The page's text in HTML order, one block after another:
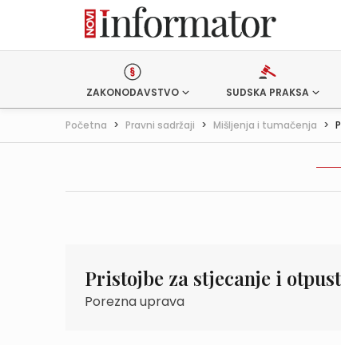
ZAKONODAVSTVO SUDSKA PRAKSA
Početna > Pravni sadržaji > Mišljenja i tumačenja >
Pristojbe za stjecanje i
Porezna uprava